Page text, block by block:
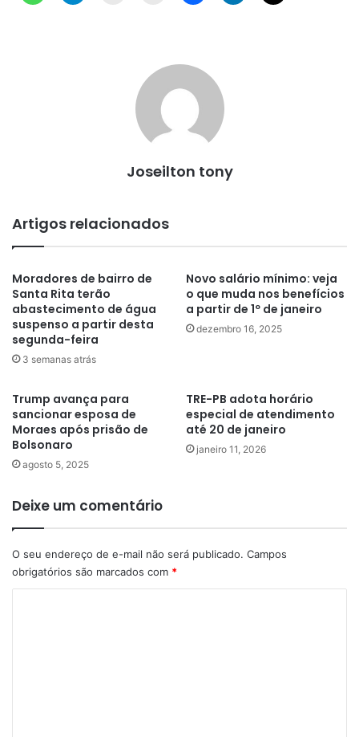
Joseilton tony
Artigos relacionados
Moradores de bairro de
Santa Rita terão
abastecimento de água
suspenso a partir desta
segunda-feira
3 semanas atrás
Novo salário mínimo: veja
o que muda nos benefícios
a partir de 1º de janeiro
dezembro 16, 2025
Trump avança para
sancionar esposa de
Moraes após prisão de
Bolsonaro
agosto 5, 2025
TRE-PB adota horário
especial de atendimento
até 20 de janeiro
janeiro 11, 2026
Deixe um comentário
O seu endereço de e-mail não será publicado. Campos
obrigatórios são marcados com *